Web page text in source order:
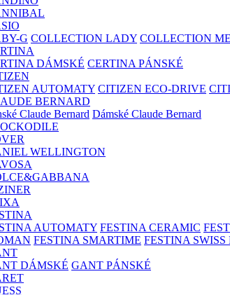
G COLLECTION LADY COLLECTION
DÁMSKÉ CERTINA PÁNSKÉ
AUTOMATY CITIZEN ECO-DRIVE
BERNARD
Claude Bernard Dámské Claude Bernard
WELLINGTON
AUTOMATY FESTINA CERAMIC
FESTINA SMARTIME FESTINA SWISS
DÁMSKÉ GANT PÁNSKÉ